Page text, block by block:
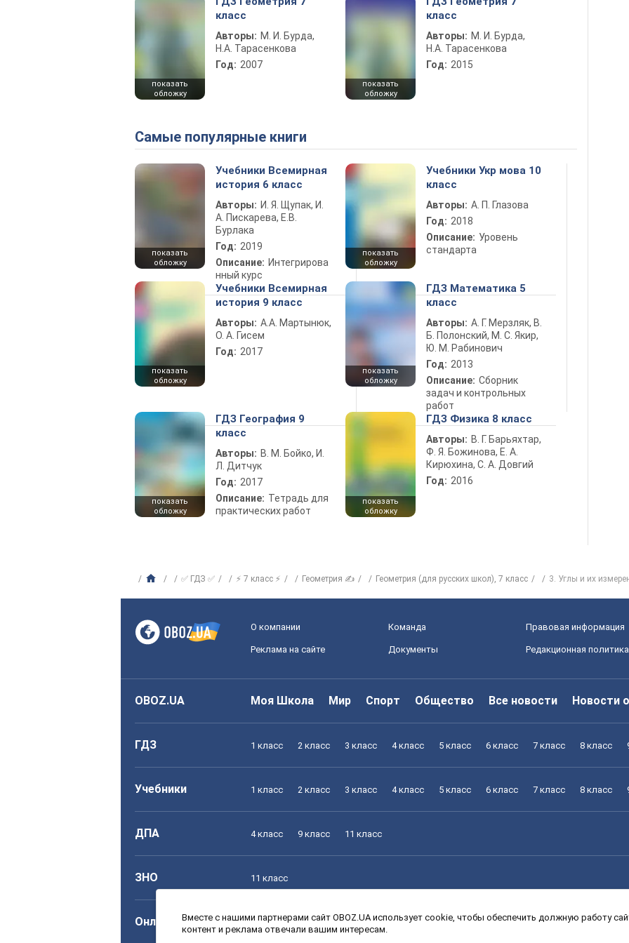
показать
обложку
класс
Авторы: М. И. Бурда,
Н.А. Тарасенкова
Год: 2007
показать
обложку
класс
Авторы: М. И. Бурда,
Н.А. Тарасенкова
Год: 2015
Самые популярные книги
показать
обложку
Учебники Всемирная
история 6 класс
Авторы: И. Я. Щупак, И.
А. Пискарева, Е.В.
Бурлака
Год: 2019
Описание: Интегрирова
нный курс
показать
обложку
Учебники Укр мова 10
класс
Авторы: А. П. Глазова
Год: 2018
Описание: Уровень
стандарта
показать
обложку
Учебники Всемирная
история 9 класс
Авторы: А.А. Мартынюк,
О. А. Гисем
Год: 2017
показать
обложку
ГДЗ Математика 5
класс
Авторы: А. Г. Мерзляк, В.
Б. Полонский, М. С. Якир,
Ю. М. Рабинович
Год: 2013
Описание: Сборник
задач и контрольных
работ
показать
обложку
ГДЗ География 9
класс
Авторы: В. М. Бойко, И.
Л. Дитчук
Год: 2017
Описание: Тетрадь для
практических работ
показать
обложку
ГДЗ Физика 8 класс
Авторы: В. Г. Барьяхтар,
Ф. Я. Божинова, Е. А.
Кирюхина, С. А. Довгий
Год: 2016
✅ ГДЗ ✅ ⚡ 7 класс ⚡ Геометрия ✍ Геометрия (для русских школ), 7 класс 3. Углы и их
О компании Команда Правовая информация
Реклама на сайте Документы Редакционная политика
OBOZ.UA Моя Школа Мир Спорт Общество Все новости Новости
ГДЗ 1 класс 2 класс 3 класс 4 класс 5 класс 6 класс 7 класс 8 класс
Учебники 1 класс 2 класс 3 класс 4 класс 5 класс 6 класс 7 класс 8 класс
ДПА 4 класс 9 класс 11 класс
ЗНО 11 класс
Онлайн уроки 1 класс 2 класс 3 класс 4 класс 5 класс 6 класс 7 класс 8 класс
Вместе с нашими партнерами сайт OBOZ.UA использует cookie, чтобы обеспечить должную работу
контент и реклама отвечали вашим интересам.